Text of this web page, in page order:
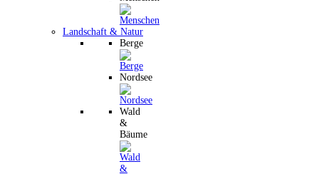
Landschaft & Natur
Berge
Nordsee
Wald
&
Bäume